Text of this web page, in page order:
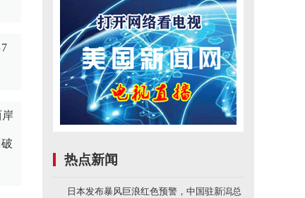
热点新闻
日本发布暴风巨浪红色预警，中国驻新潟总